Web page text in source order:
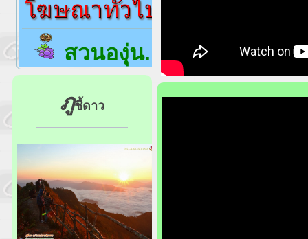
สวนองุ่น..
ภูชี้ดาว